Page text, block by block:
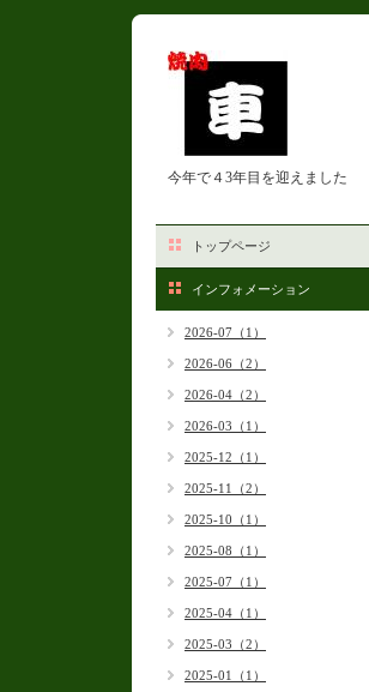
今年で４3年目を迎えました
トップページ
インフォメーション
2026-07（1）
2026-06（2）
2026-04（2）
2026-03（1）
2025-12（1）
2025-11（2）
2025-10（1）
2025-08（1）
2025-07（1）
2025-04（1）
2025-03（2）
2025-01（1）